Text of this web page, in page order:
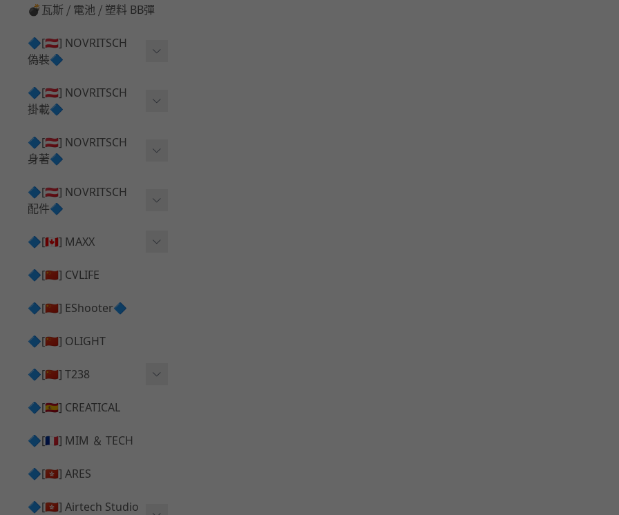
💣瓦斯 ⧸ 電池 ⧸ 塑料 BB彈
🔷[🇦🇹] NOVRITSCH
偽裝🔷
上衣夾克 ⧸ Jacket
兜帽 ⧸ Hood
手持 裝備 ⧸ 偽裝
披肩 ⧸ Shoulder Piece
onie
🔷[🇦🇹] NOVRITSCH
掛載🔷
AR ⧸ DMR 彈匣用
SMG ⧸ SSR90 彈匣用
腰包 ⧸ 萬用包
HPA 氣瓶袋 ⧸ 水袋包
手槍 彈匣用
🔷[🇦🇹] NOVRITSCH
身著🔷
闊邊帽 ⧸ Boonie Hat
戰術背心+前掛 ⧸ Plate Car
rier+Flap
tlebelt
護目鏡 ⧸ 除霧器
腰帶 ⧸ 腿掛
🔷[🇦🇹] NOVRITSCH
配件🔷
✅ 快拔槍套 ⧸ 槍背帶
✅ 槍架 ⧸ 訓練靶具 ⧸ 工具
🔷[🇨🇦] MAXX
AEG 活塞頭 ⧸ AEG Piston
HOP座 ⧸ HOP-UP
競速扳機 ⧸ Speed Trigger
彈匣釋放鈕 ⧸ Mag Releas
推嘴 ⧸ Nozzle
🔷[🇨🇳] CVLIFE
🔷[🇨🇳] EShooter🔷
🔷[🇨🇳] OLIGHT
🔷[🇨🇳] T238
電子扳機
發光器
🔷[🇪🇸] CREATICAL
🔷[🇫🇷] MIM ＆ TECH
🔷[🇭🇰] ARES
🔷[🇭🇰] Airtech Studio